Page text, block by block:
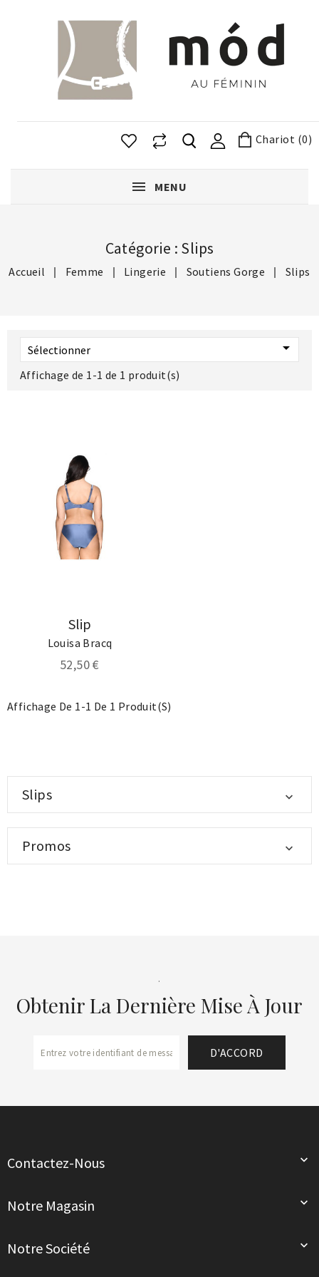
Chariot (0)
MENU
Catégorie : Slips
Accueil Femme Lingerie Soutiens Gorge Slips
Sélectionner 
Affichage de 1-1 de 1 produit(s)
Slip
Louisa Bracq
52,50 €
Affichage De 1-1 De 1 Produit(s)
Slips 
Promos 
.
Obtenir La Dernière Mise À Jour
Contactez-Nous 
Notre Magasin 
Notre Société 